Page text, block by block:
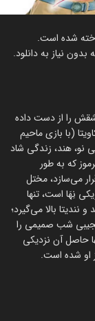
در ژانر درام ساخته شده است.
را از دست داده
(با بازی ماحیم
نو، هند، زندگی شاد
که به طور
می‌سازد، مختل
نِهَا است، تنها
نندیتا بالا می‌گیرد؛
شب صمیمی را
حاصل آن نزدیکی
او شده است.